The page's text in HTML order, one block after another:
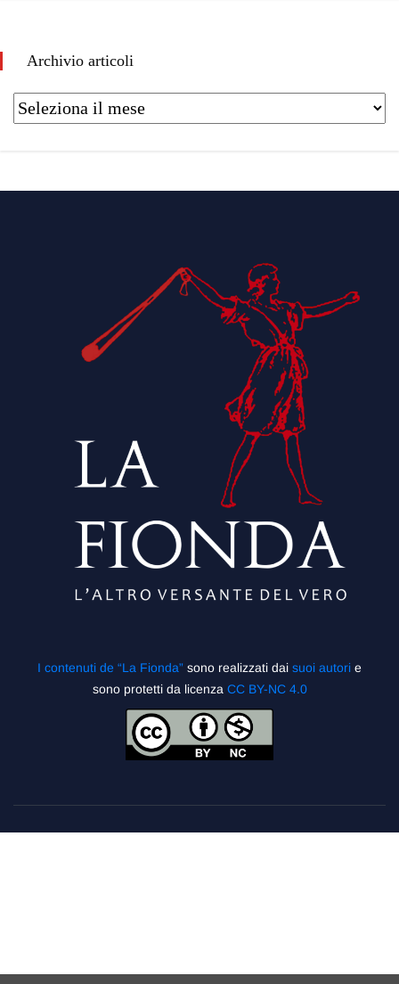
Archivio articoli
I contenuti de “La Fionda” sono realizzati dai suoi autori e
sono protetti da licenza CC BY-NC 4.0